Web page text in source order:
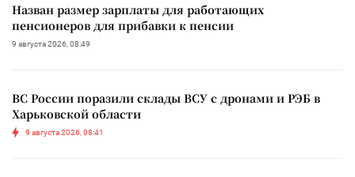
Назван размер зарплаты для работающих
пенсионеров для прибавки к пенсии
9 августа 2026, 08:49
ВС России поразили склады ВСУ с дронами и РЭБ в
Харьковской области
9 августа 2026, 08:41